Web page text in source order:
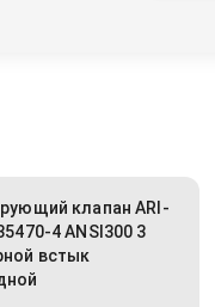
клапан ARI-
4 ANSI300 3
встык